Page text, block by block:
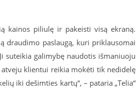
kainos piliulę ir pakeisti visą ekraną.
draudimo paslaugą, kuri priklausomai
suteikia galimybę naudotis išmaniuoju
klientui reikia mokėti tik nedidelę
iki dešimties kartų“, – pataria „Telia“